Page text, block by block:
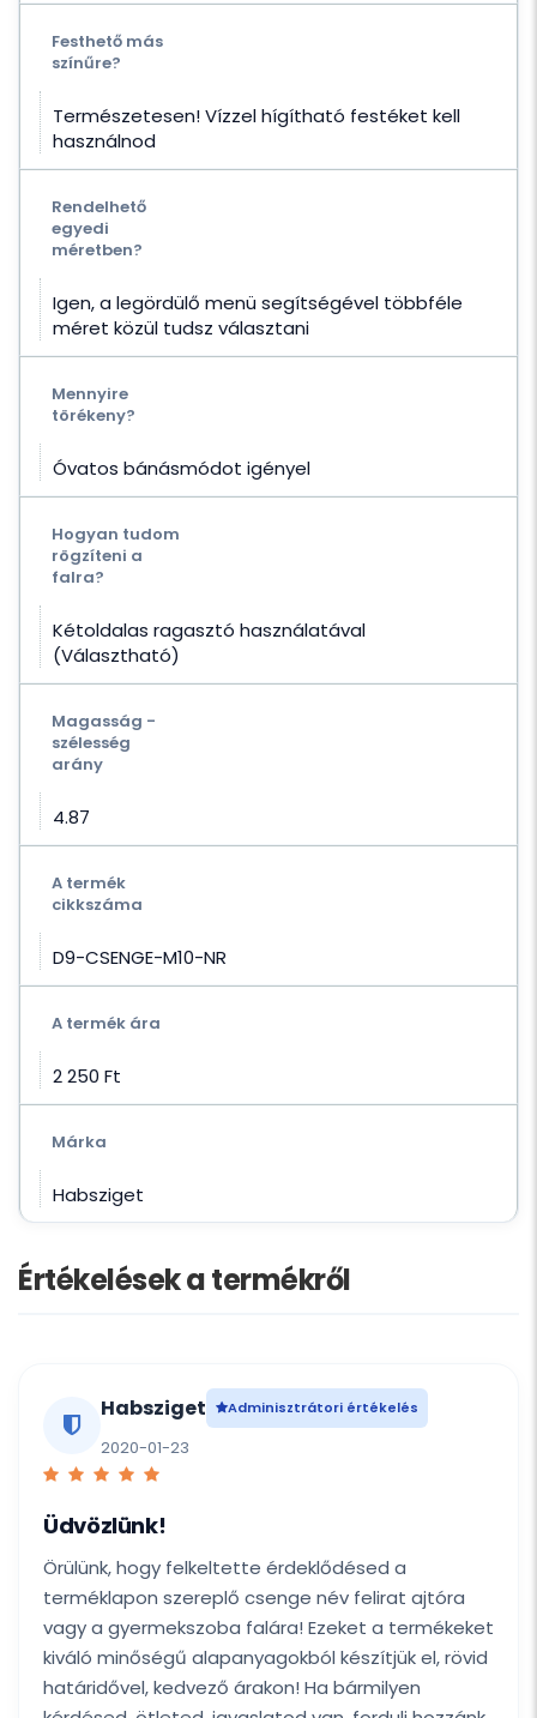
Festhető más
színűre?
Természetesen! Vízzel hígítható festéket kell
használnod
Rendelhető
egyedi
méretben?
Igen, a legördülő menü segítségével többféle
méret közül tudsz választani
Mennyire
törékeny?
Óvatos bánásmódot igényel
Hogyan tudom
rögzíteni a
falra?
Kétoldalas ragasztó használatával
(Választható)
Magasság -
szélesség
arány
4.87
A termék
cikkszáma
D9-CSENGE-M10-NR
A termék ára
2 250 Ft‎
Márka
Habsziget
Értékelések a termékről
Habsziget Adminisztrátori értékelés
2020-01-23
Üdvözlünk!
Örülünk, hogy felkeltette érdeklődésed a
terméklapon szereplő csenge név felirat ajtóra
vagy a gyermekszoba falára! Ezeket a termékeket
kiváló minőségű alapanyagokból készítjük el, rövid
határidővel, kedvező árakon! Ha bármilyen